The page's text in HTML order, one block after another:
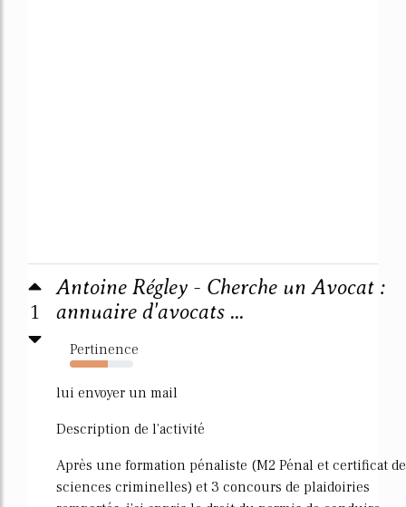
1
Antoine Régley - Cherche un Avocat :
annuaire d'avocats ...
Pertinence
60%
lui envoyer un mail
Description de l'activité
Après une formation pénaliste (M2 Pénal et certificat de
sciences criminelles) et 3 concours de plaidoiries